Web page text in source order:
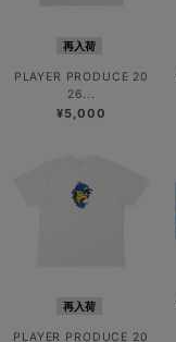
再入荷
PLAYER PRODUCE 20
26...
¥5,000
再入荷
PLAYER PRODUCE 20